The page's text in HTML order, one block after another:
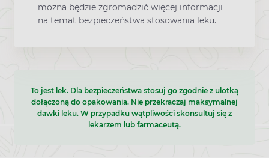
można będzie zgromadzić więcej informacji
na temat bezpieczeństwa stosowania leku.
To jest lek. Dla bezpieczeństwa stosuj go zgodnie z ulotką
dołączoną do opakowania. Nie przekraczaj maksymalnej
dawki leku. W przypadku wątpliwości skonsultuj się z
lekarzem lub farmaceutą.